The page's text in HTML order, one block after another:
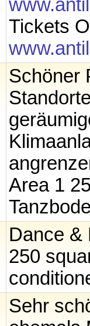
Tickets
Schöner
Area 1
Dance &
250
Sehr